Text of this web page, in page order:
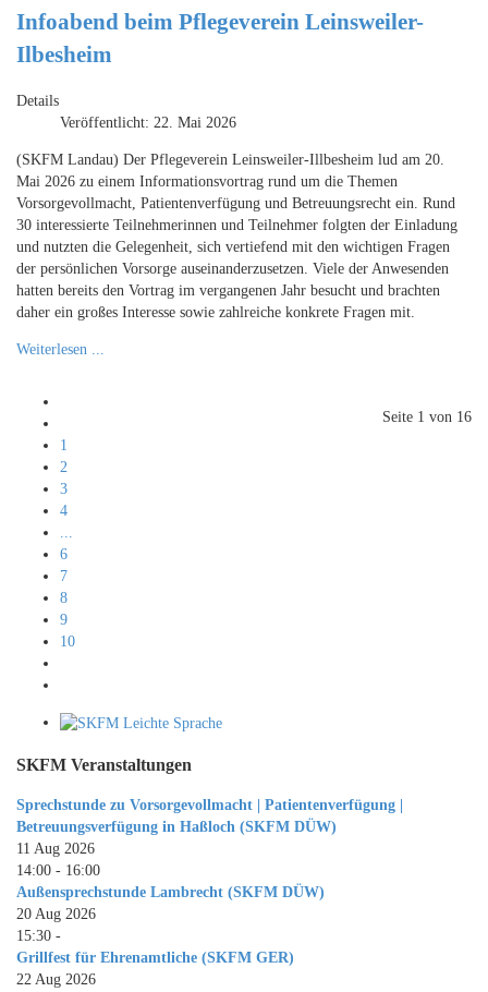
Infoabend beim Pflegeverein Leinsweiler-
Ilbesheim
Details
Veröffentlicht: 22. Mai 2026
(SKFM Landau) Der Pflegeverein Leinsweiler-Illbesheim lud am 20.
Mai 2026 zu einem Informationsvortrag rund um die Themen
Vorsorgevollmacht, Patientenverfügung und Betreuungsrecht ein. Rund
30 interessierte Teilnehmerinnen und Teilnehmer folgten der Einladung
und nutzten die Gelegenheit, sich vertiefend mit den wichtigen Fragen
der persönlichen Vorsorge auseinanderzusetzen. Viele der Anwesenden
hatten bereits den Vortrag im vergangenen Jahr besucht und brachten
daher ein großes Interesse sowie zahlreiche konkrete Fragen mit.
Weiterlesen ...
Seite 1 von 16
1
2
3
4
6
7
8
9
10
SKFM Veranstaltungen
Sprechstunde zu Vorsorgevollmacht | Patientenverfügung |
Betreuungsverfügung in Haßloch (SKFM DÜW)
11 Aug 2026
14:00 - 16:00
Außensprechstunde Lambrecht (SKFM DÜW)
20 Aug 2026
15:30 -
Grillfest für Ehrenamtliche (SKFM GER)
22 Aug 2026